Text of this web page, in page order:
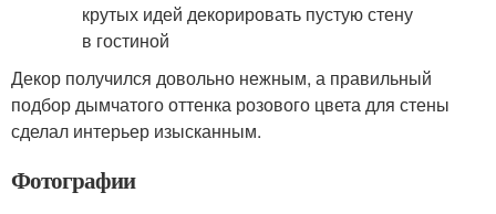
Декор получился довольно нежным, а правильный
подбор дымчатого оттенка розового цвета для стены
сделал интерьер изысканным.
Фотографии